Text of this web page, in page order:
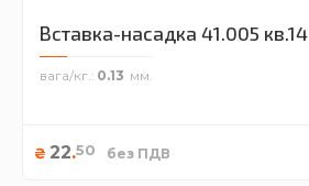
Вставка-насадка 41.005 кв.14
вага/кг. 0.13
₴ 22.50 без ПДВ